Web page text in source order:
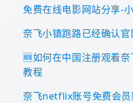
免费在线电影网站分享-
奈飞小镇跑路已经确认
🆕如何在中国注册观看
教程
奈飞netflix账号免费会员